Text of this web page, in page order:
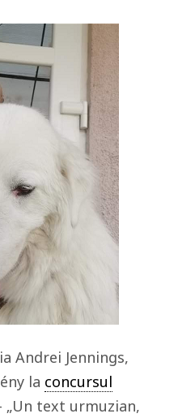
Andrei Jennings,
la concursul
„Un text urmuzian,